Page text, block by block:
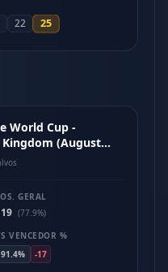
22 25
World Cup -
(August
GERAL
(77.9%)
VENCEDOR %
91.4%
-17